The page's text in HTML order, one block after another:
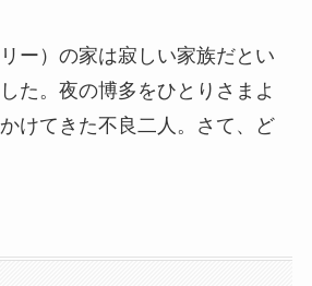
ー）の家は寂しい家族だとい
た。夜の博多をひとりさまよ
けてきた不良二人。さて、ど